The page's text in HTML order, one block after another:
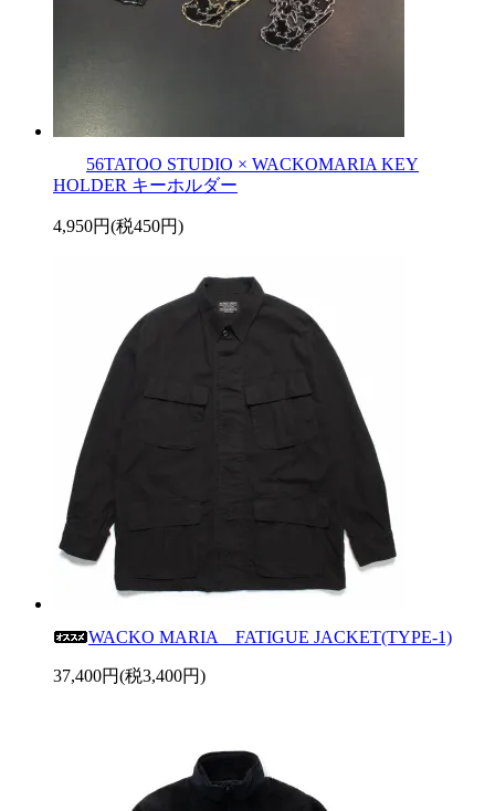
56TATOO STUDIO × WACKOMARIA KEY
HOLDER キーホルダー
4,950円(税450円)
WACKO MARIA FATIGUE JACKET(TYPE-1)
37,400円(税3,400円)